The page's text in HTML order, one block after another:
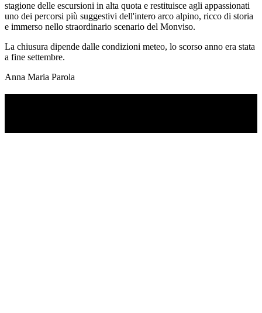
stagione delle escursioni in alta quota e restituisce agli appassionati
uno dei percorsi più suggestivi dell'intero arco alpino, ricco di storia
e immerso nello straordinario scenario del Monviso.
La chiusura dipende dalle condizioni meteo, lo scorso anno era stata
a fine settembre.
Anna Maria Parola